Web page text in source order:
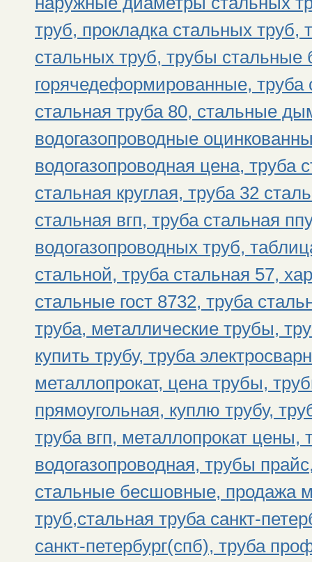
труб, прокладка стальных труб,
стальных труб, трубы
горячедеформированные, труба
стальная труба 80, стальные
водогазопроводные
водогазопроводная цена, труба
стальная круглая, труба 32
стальная вгп, труба стальная
водогазопроводных труб,
стальной, труба стальная 57,
стальные гост 8732, труба
труба, металлические трубы,
купить трубу, труба
металлопрокат, цена трубы,
прямоугольная, куплю трубу,
труба вгп, металлопрокат цены,
водогазопроводная, трубы
стальные бесшовные, продажа
труб,стальная труба санкт-
санкт-петербург(спб), труба